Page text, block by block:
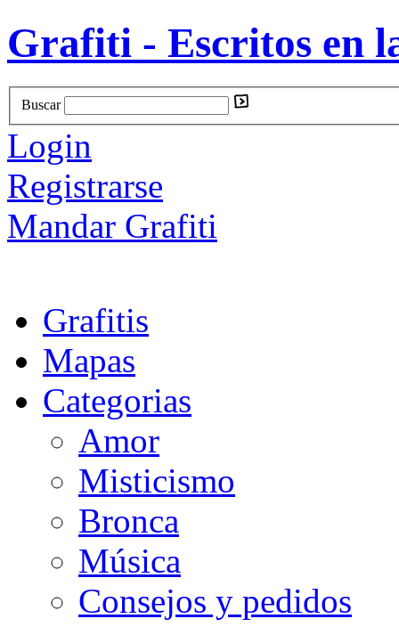
Grafiti - Escritos en
Buscar
Login
Registrarse
Mandar Grafiti
Grafitis
Mapas
Categorias
Amor
Misticismo
Bronca
Música
Consejos y pedidos